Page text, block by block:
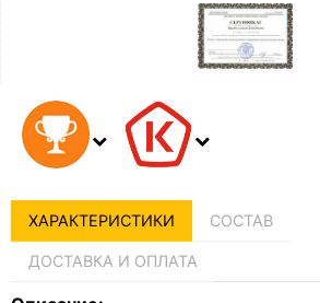
ХАРАКТЕРИСТИКИ СОСТАВ
ДОСТАВКА И ОПЛАТА